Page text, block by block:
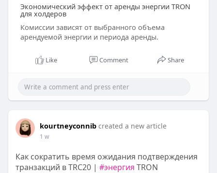
Экономический эффект от аренды энергии TRON
для холдеров
Комиссии зависят от выбранного объема
арендуемой энергии и периода аренды.
Like Comment Share
kourtneyconnib created a new article
1 w
Как сократить время ожидания подтверждения
транзакций в TRC20 | #энергия TRON